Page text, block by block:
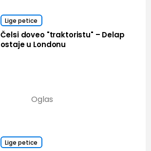
Lige petice
Čelsi doveo "traktoristu" – Delap
ostaje u Londonu
Lige petice